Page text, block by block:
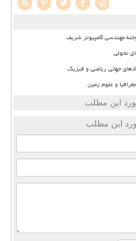
مهندسی کامپیوتر شریف
تحولی
جهانی ریاضی و فیزیک
این مطلب
این مطلب